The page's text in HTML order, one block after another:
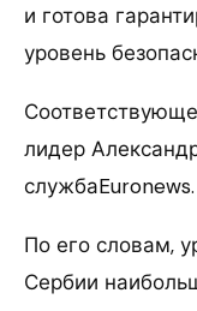
и готова
уровень
лидер
службаEuronews.
По его словам,
Сербии